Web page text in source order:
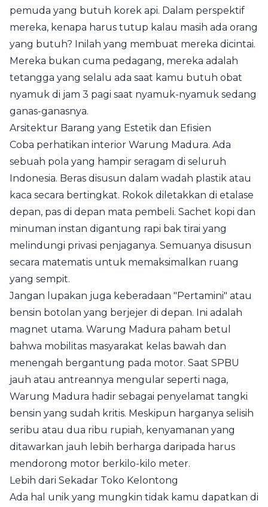
pemuda yang butuh korek api. Dalam perspektif
mereka, kenapa harus tutup kalau masih ada orang
yang butuh? Inilah yang membuat mereka dicintai.
Mereka bukan cuma pedagang, mereka adalah
tetangga yang selalu ada saat kamu butuh obat
nyamuk di jam 3 pagi saat nyamuk-nyamuk sedang
ganas-ganasnya.
Arsitektur Barang yang Estetik dan Efisien
Coba perhatikan interior Warung Madura. Ada
sebuah pola yang hampir seragam di seluruh
Indonesia. Beras disusun dalam wadah plastik atau
kaca secara bertingkat. Rokok diletakkan di etalase
depan, pas di depan mata pembeli. Sachet kopi dan
minuman instan digantung rapi bak tirai yang
melindungi privasi penjaganya. Semuanya disusun
secara matematis untuk memaksimalkan ruang
yang sempit.
Jangan lupakan juga keberadaan "Pertamini" atau
bensin botolan yang berjejer di depan. Ini adalah
magnet utama. Warung Madura paham betul
bahwa mobilitas masyarakat kelas bawah dan
menengah bergantung pada motor. Saat SPBU
jauh atau antreannya mengular seperti naga,
Warung Madura hadir sebagai penyelamat tangki
bensin yang sudah kritis. Meskipun harganya selisih
seribu atau dua ribu rupiah, kenyamanan yang
ditawarkan jauh lebih berharga daripada harus
mendorong motor berkilo-kilo meter.
Lebih dari Sekadar Toko Kelontong
Ada hal unik yang mungkin tidak kamu dapatkan di